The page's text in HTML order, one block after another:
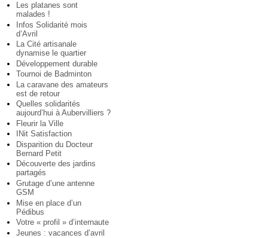
Les platanes sont
malades !
Infos Solidarité mois
d’Avril
La Cité artisanale
dynamise le quartier
Développement durable
Tournoi de Badminton
La caravane des amateurs
est de retour
Quelles solidarités
aujourd’hui à Aubervilliers ?
Fleurir la Ville
INit Satisfaction
Disparition du Docteur
Bernard Petit
Découverte des jardins
partagés
Grutage d’une antenne
GSM
Mise en place d’un
Pédibus
Votre « profil » d’internaute
Jeunes : vacances d’avril